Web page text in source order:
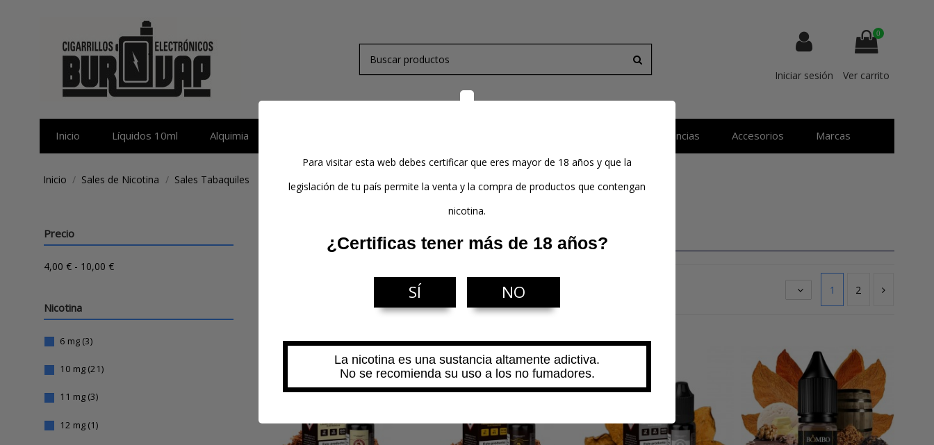
Iniciar sesión
0
Ver carrito
Inicio Líquidos 10ml Alquimia Resistencias Accesorios Marcas
Inicio Sales de Nicotina Sales Tabaquiles
Sales Tabaquiles
1 2
Precio
4,00 € - 10,00 €
Nicotina
6 mg (3)
10 mg (21)
11 mg (3)
12 mg (1)
Para visitar esta web debes certificar que eres mayor de 18 años y que la
legislación de tu país permite la venta y la compra de productos que contengan
nicotina.
¿Certificas tener más de 18 años?
SÍ NO
La nicotina es una sustancia altamente adictiva.
No se recomienda su uso a los no fumadores.